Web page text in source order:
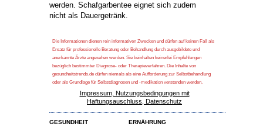
werden. Schafgarbentee eignet sich zudem
nicht als Dauergetränk.
Die Informationen dienen rein informativen Zwecken und dürfen auf keinen Fall als
Ersatz für professionelle Beratung oder Behandlung durch ausgebildete und
anerkannte Ärzte angesehen werden. Sie beinhalten keinerlei Empfehlungen
bezüglich bestimmter Diagnose- oder Therapieverfahren. Die Inhalte von
gesundheitstrends.de dürfen niemals als eine Aufforderung zur Selbstbehandlung
oder als Grundlage für Selbstdiagnosen und -medikation verstanden werden.
Impressum, Nutzungsbedingungen mit
Haftungsauschluss, Datenschutz
GESUNDHEIT ERNÄHRUNG